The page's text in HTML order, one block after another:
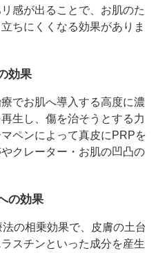
感が出ることで、お肌のた
ちにくくなる効果がありま
効果
でお肌へ導入する高度に濃
生し、傷を治そうとする力
ペンによって真皮にPRPを
クレーター・お肌の凹凸の
の効果
の相乗効果で、皮膚の土台
スチンといった成分を産生